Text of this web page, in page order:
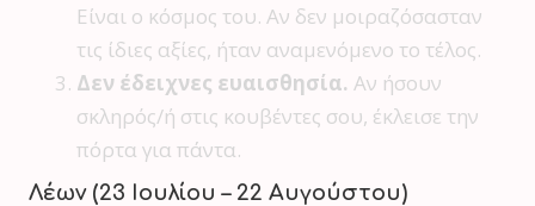
Είναι ο κόσμος του. Αν δεν μοιραζόσασταν
τις ίδιες αξίες, ήταν αναμενόμενο το τέλος.
Δεν έδειχνες ευαισθησία. Αν ήσουν
σκληρός/ή στις κουβέντες σου, έκλεισε την
πόρτα για πάντα.
Λέων (23 Ιουλίου – 22 Αυγούστου)